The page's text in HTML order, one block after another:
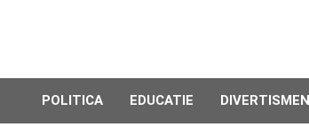
POLITICA EDUCATIE